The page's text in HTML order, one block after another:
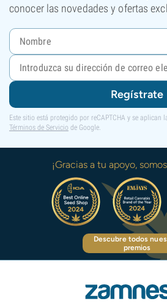
conocer las novedades y ofertas
Regístrate
Este sitio está protegido por reCAPTCHA y se aplican
Términos de Servicio de Google.
¡Gracias a tu apoyo,
Descubre todos
premios